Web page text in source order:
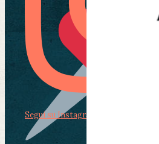
Segui su Instagram